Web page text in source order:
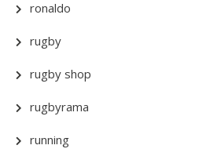
ronaldo
rugby
rugby shop
rugbyrama
running